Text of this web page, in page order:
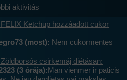
aktivitás
Ketchup hozzáadott cukor
(most): Nem cukormentes
csirkemáj diétásan:
(3 órája):Man vienmēr ir paticis